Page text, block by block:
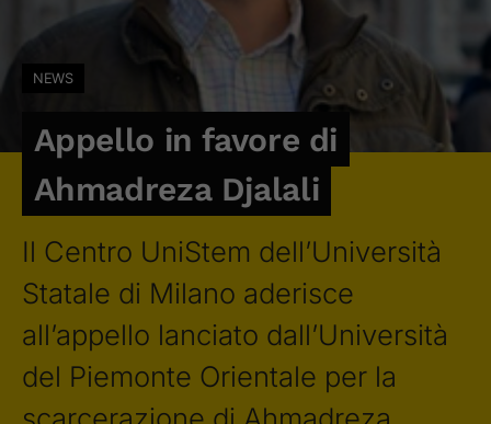
NEWS
Appello in favore di
Ahmadreza Djalali
Il Centro UniStem dell’Università
Statale di Milano aderisce
all’appello lanciato dall’Università
del Piemonte Orientale per la